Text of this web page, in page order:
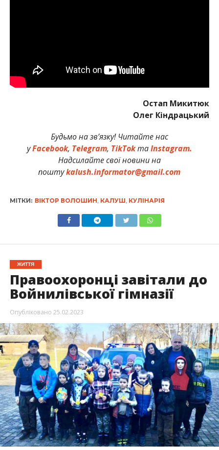
Остап Микитюк
Олег Кіндрацький
Будьмо на зв’язку! Читайте нас
уFacebook, Telegram, TikTokтаInstagram.
Надсилайте свої новини на
поштуkalush.informator@gmail.com
МІТКИ: ВІКТОР ВОЛОШИН КАЛУШ КУЛІНАРІЯ
ЖИТТЯ
Правоохоронці завітали до
Войнилівської гімназії
Опубліковано 25.02.2023